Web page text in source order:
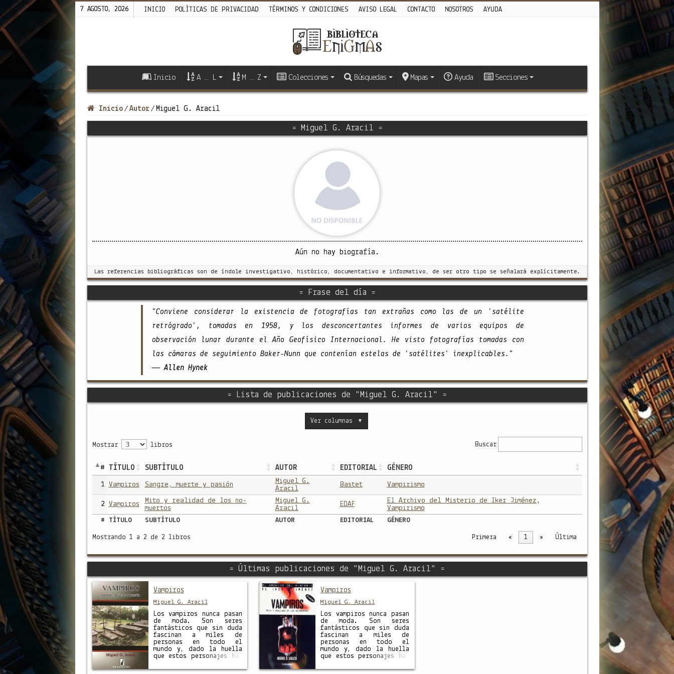
7 AGOSTO, 2026 INICIO POLÍTICAS DE PRIVACIDAD TÉRMINOS Y CONDICIONES AVISO LEGAL CONTACTO NOSOTROS AYUDA
Inicio A … L M … Z Colecciones Búsquedas Mapas Ayuda Secciones
Inicio / Autor / Miguel G. Aracil
= Miguel G. Aracil =
Aún no hay biografía.
Las referencias bibliográficas son de índole investigativo, histórico, documentativo e informativo, de ser otro tipo se señalará explícitamente.
= Frase del día =
"Conviene considerar la existencia de fotografías tan extrañas como las de un 'satélite
retrógrado', tomadas en 1958, y los desconcertantes informes de varios equipos de
observación lunar durante el Año Geofísico Internacional. He visto fotografías tomadas con
las cámaras de seguimiento Baker-Nunn que contenían estelas de 'satélites' inexplicables."
— Allen Hynek
= Lista de publicaciones de "Miguel G. Aracil" =
Ver columnas ▼
Mostrar libros Buscar
# TÍTULO SUBTÍTULO AUTOR EDITORIAL GÉNERO
1 Vampiros Sangre, muerte y pasión
Miguel G.
Aracil
Bastet Vampirismo
2 Vampiros
Mito y realidad de los no-
muertos
Miguel G.
Aracil
EDAF El Archivo del Misterio de Iker Jiménez ,
Vampirismo
#
TÍTULO SUBTÍTULO AUTOR EDITORIAL GÉNERO
Mostrando 1 a 2 de 2 libros Primera « 1 » Última
= Últimas publicaciones de "Miguel G. Aracil" =
Vampiros
Miguel G. Aracil
Los vampiros nunca pasan
de moda. Son seres
fantásticos que sin duda
fascinan a miles de
personas en todo el
mundo y, dado la huella
que estos personajes han
siglos, merecen que la
Vampiros
Miguel G. Aracil
Los vampiros nunca pasan
de moda. Son seres
fantásticos que sin duda
fascinan a miles de
personas en todo el
mundo y, dado la huella
que estos personajes han
siglos, merecen que la